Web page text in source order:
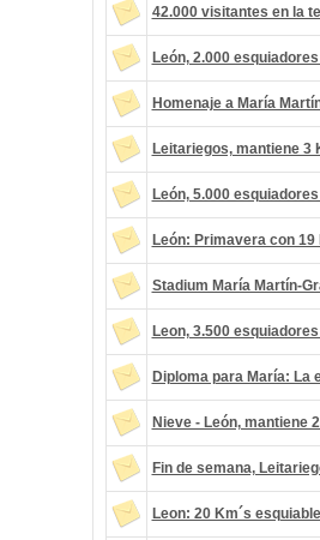
42.000 visitantes en la
León, 2.000
Homenaje a María
Leitariegos, mantiene 3
León, 5.000
León: Primavera con 19
Stadium María Martín-
Leon, 3.500
Diploma para María: La
Nieve - León, mantiene
Fin de semana,
Leon: 20 Km´s